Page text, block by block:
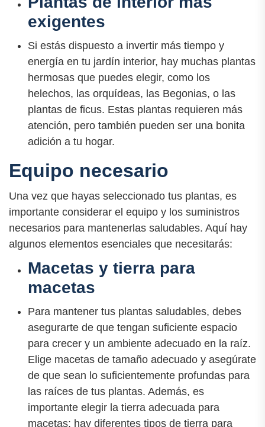
exigentes
Si estás dispuesto a invertir más tiempo y
energía en tu jardín interior, hay muchas plantas
hermosas que puedes elegir, como los
helechos, las orquídeas, las Begonias, o las
plantas de ficus. Estas plantas requieren más
atención, pero también pueden ser una bonita
adición a tu hogar.
Equipo necesario
Una vez que hayas seleccionado tus plantas, es
importante considerar el equipo y los suministros
necesarios para mantenerlas saludables. Aquí hay
algunos elementos esenciales que necesitarás:
Macetas y tierra para
macetas
Para mantener tus plantas saludables, debes
asegurarte de que tengan suficiente espacio
para crecer y un ambiente adecuado en la raíz.
Elige macetas de tamaño adecuado y asegúrate
de que sean lo suficientemente profundas para
las raíces de tus plantas. Además, es
importante elegir la tierra adecuada para
macetas; hay diferentes tipos de tierra para